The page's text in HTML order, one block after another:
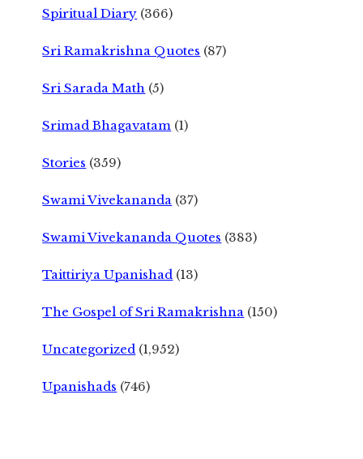
Spiritual Diary (366)
Sri Ramakrishna Quotes (87)
Sri Sarada Math (5)
Srimad Bhagavatam (1)
Stories (359)
Swami Vivekananda (37)
Swami Vivekananda Quotes (383)
Taittiriya Upanishad (13)
The Gospel of Sri Ramakrishna (150)
Uncategorized (1,952)
Upanishads (746)